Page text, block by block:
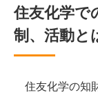
住友化学で
制、活動と
住友化学の知